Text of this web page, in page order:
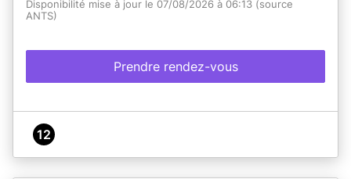
Disponibilité mise à jour le 07/08/2026 à 06:13 (source
ANTS)
Prendre rendez-vous
12